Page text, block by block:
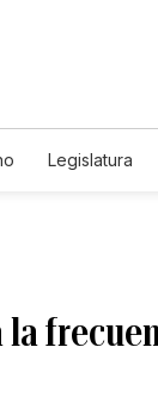
Legislatura
la